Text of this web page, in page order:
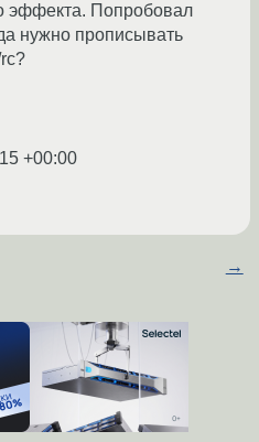
эффекта. Попробовал
нужно прописывать
+00:00
→